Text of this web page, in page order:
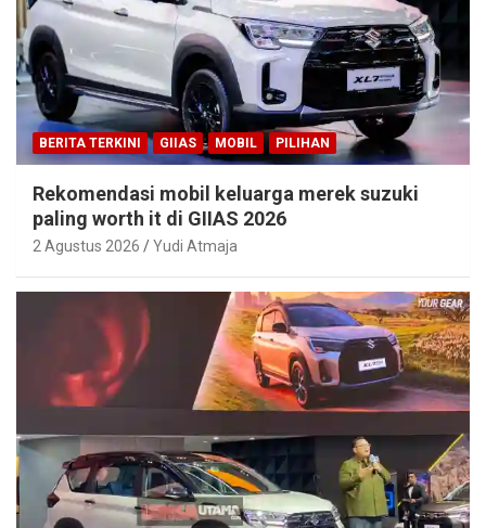
BERITA TERKINI GIIAS MOBIL PILIHAN
Rekomendasi mobil keluarga merek suzuki
paling worth it di GIIAS 2026
2 Agustus 2026 Yudi Atmaja